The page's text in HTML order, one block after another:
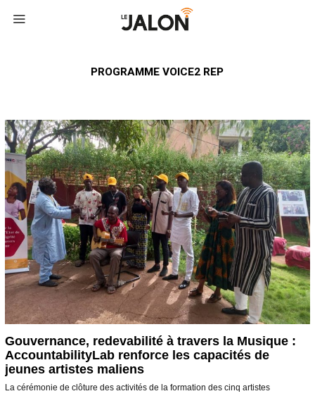
PROGRAMME VOICE2 REP
Gouvernance, redevabilité à travers la Musique :
AccountabilityLab renforce les capacités de
jeunes artistes maliens
La cérémonie de clôture des activités de la formation des cinq artistes